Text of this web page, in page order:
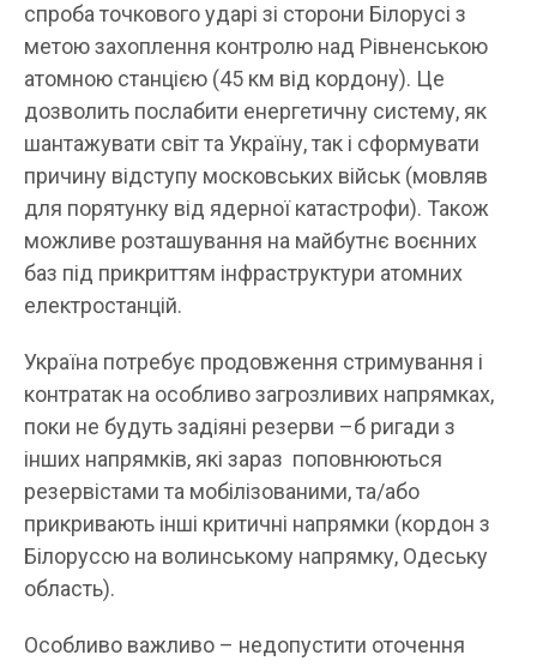
спроба точкового ударі зі сторони Білорусі з
метою захоплення контролю над Рівненською
атомною станцією (45 км від кордону). Це
дозволить послабити енергетичну систему, як
шантажувати світ та Україну, так і сформувати
причину відступу московських військ (мовляв
для порятунку від ядерної катастрофи). Також
можливе розташування на майбутнє воєнних
баз під прикриттям інфраструктури атомних
електростанцій.
Україна потребує продовження стримування і
контратак на особливо загрозливих напрямках,
поки не будуть задіяні резерви –б ригади з
інших напрямків, які зараз поповнюються
резервістами та мобілізованими, та/або
прикривають інші критичні напрямки (кордон з
Білоруссю на волинському напрямку, Одеську
область).
Особливо важливо – недопустити оточення